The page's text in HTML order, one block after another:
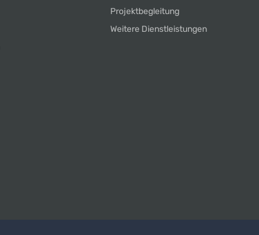
Projektbegleitung
Weitere Dienstleistungen